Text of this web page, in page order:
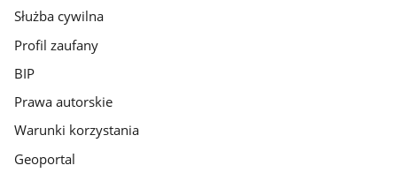
Służba cywilna
Profil zaufany
BIP
Prawa autorskie
Warunki korzystania
Geoportal